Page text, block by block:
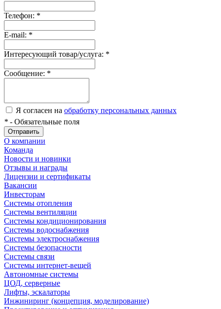
Телефон: *
E-mail: *
Интересующий товар/услуга: *
Сообщение: *
Я согласен на обработку персональных данных
* - Обязательные поля
Отправить
О компании
Команда
Новости и новинки
Отзывы и награды
Лицензии и сертификаты
Вакансии
Инвесторам
Системы отопления
Системы вентиляции
Системы кондиционирования
Системы водоснабжения
Системы электроснабжения
Системы безопасности
Системы связи
Системы интернет-вещей
Автономные системы
ЦОД, серверные
Лифты, эскалаторы
Инжиниринг (концепция, моделирование)